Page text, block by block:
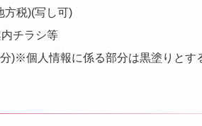
方税)(写し可)
チラシ等
)※個人情報に係る部分は黒塗りとす